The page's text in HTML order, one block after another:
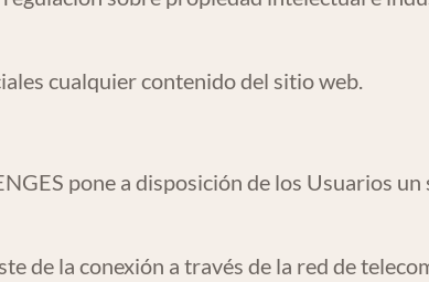
cualquier contenido del sitio web.
pone a disposición de los Usuarios
de la conexión a través de la red de